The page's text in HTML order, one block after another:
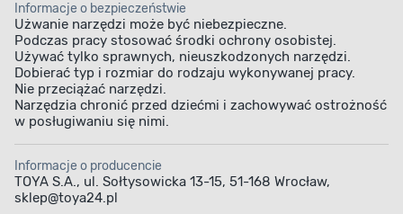
Informacje o bezpieczeństwie
Użwanie narzędzi może być niebezpieczne.
Podczas pracy stosować środki ochrony osobistej.
Używać tylko sprawnych, nieuszkodzonych narzędzi.
Dobierać typ i rozmiar do rodzaju wykonywanej pracy.
Nie przeciążać narzędzi.
Narzędzia chronić przed dziećmi i zachowywać ostrożność
w posługiwaniu się nimi.
Informacje o producencie
TOYA S.A., ul. Sołtysowicka 13-15, 51-168 Wrocław,
sklep@toya24.pl